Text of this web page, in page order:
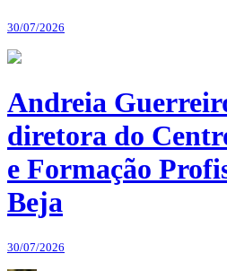
30/07/2026
Andreia
diretora do
e Formação
Beja
30/07/2026